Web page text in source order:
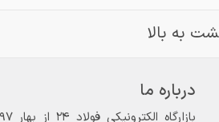
به بالا
درباره ما